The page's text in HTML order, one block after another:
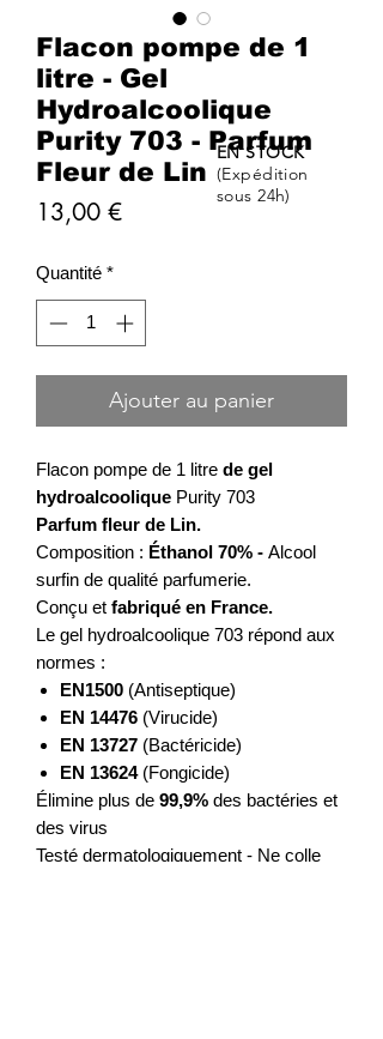
Flacon pompe de 1
litre - Gel
Hydroalcoolique
Purity 703 - Parfum
Fleur de Lin
13,00 €Prix
Quantité *
Ajouter au panier
Flacon pompe de 1 litre de gel
hydroalcoolique Purity 703
Parfum fleur de Lin.
Composition : Éthanol 70% - Alcool
surfin de qualité parfumerie.
Conçu et fabriqué en France.
Le gel hydroalcoolique 703 répond aux
normes :
EN1500 (Antiseptique)
EN 14476 (Virucide)
EN 13727 (Bactéricide)
EN 13624(Fongicide)
Élimine plus de 99,9% des bactéries et
des virus
Testé dermatologiquement - Ne colle
EN STOCK
(Expédition
sous 24h)